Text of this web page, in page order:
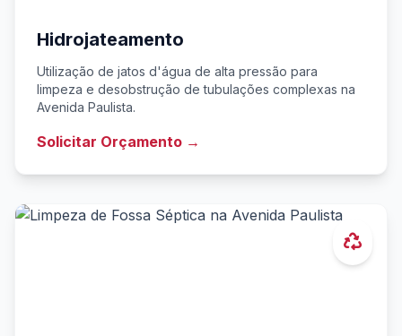
Hidrojateamento
Utilização de jatos d'água de alta pressão para
limpeza e desobstrução de tubulações complexas na
Avenida Paulista.
Solicitar Orçamento →